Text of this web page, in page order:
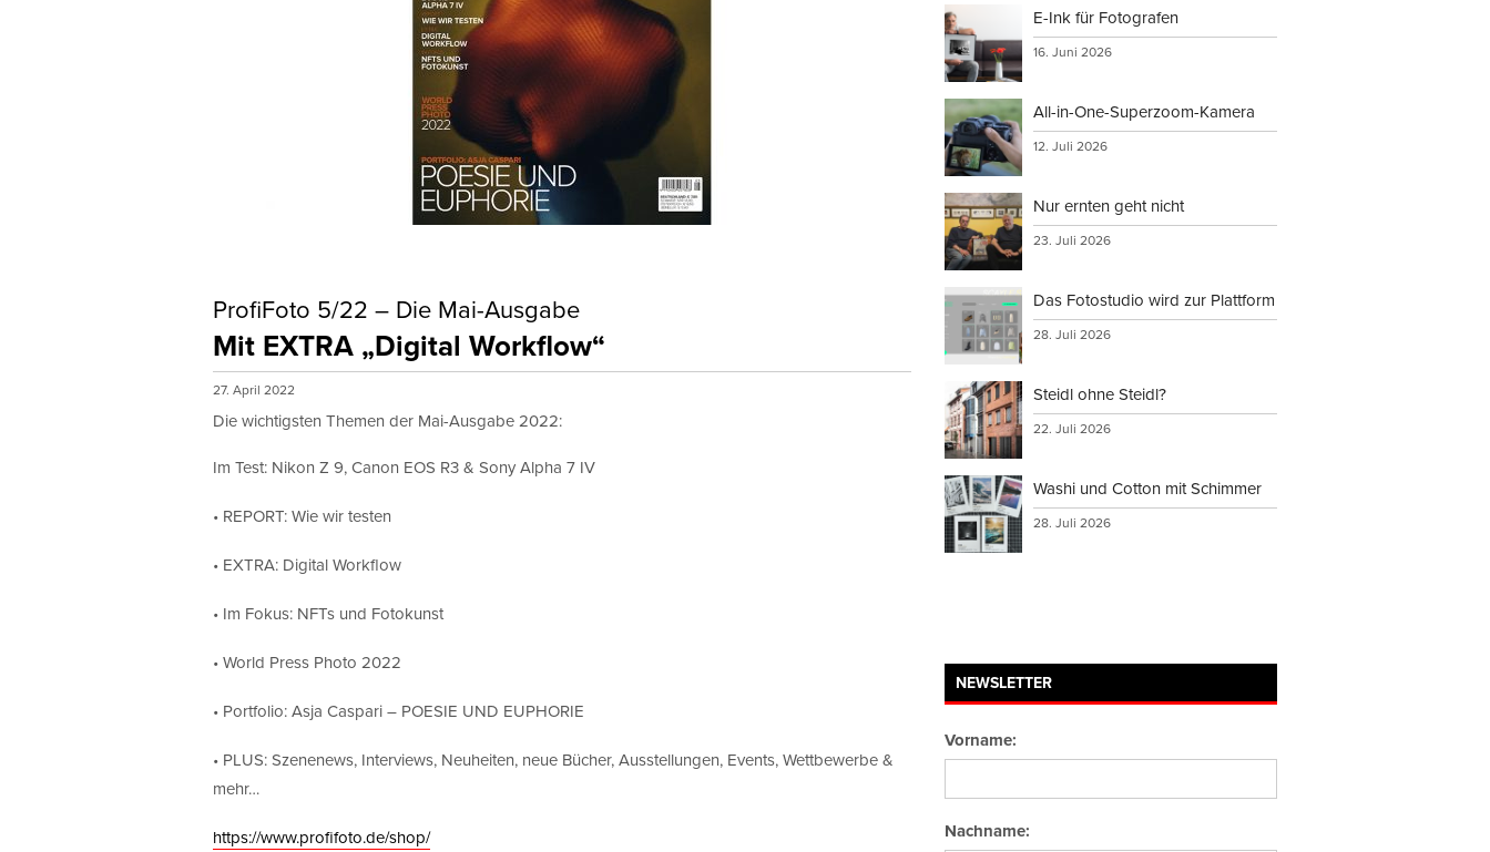
ProfiFoto 5/22 – Die Mai-Ausgabe
Mit EXTRA „Digital Workflow“
27. April 2022
Die wichtigsten Themen der Mai-Ausgabe 2022:
Im Test: Nikon Z 9, Canon EOS R3 & Sony Alpha 7 IV
• REPORT: Wie wir testen
• EXTRA: Digital Workflow
• Im Fokus: NFTs und Fotokunst
• World Press Photo 2022
• Portfolio: Asja Caspari – POESIE UND EUPHORIE
• PLUS: Szenenews, Interviews, Neuheiten, neue Bücher, Ausstellungen, Events, Wettbewerbe &
mehr…
https://www.profifoto.de/shop/
E-Ink für Fotografen
16. Juni 2026
All-in-One-Superzoom-Kamera
12. Juli 2026
Nur ernten geht nicht
23. Juli 2026
Das Fotostudio wird zur Plattform
28. Juli 2026
Steidl ohne Steidl?
22. Juli 2026
Washi und Cotton mit Schimmer
28. Juli 2026
NEWSLETTER
Vorname:
Nachname: